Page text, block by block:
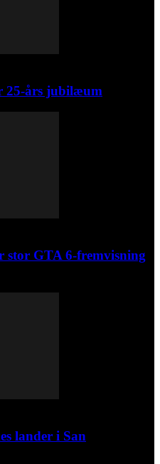
25-års jubilæum
stor GTA 6-fremvisning
lander i San